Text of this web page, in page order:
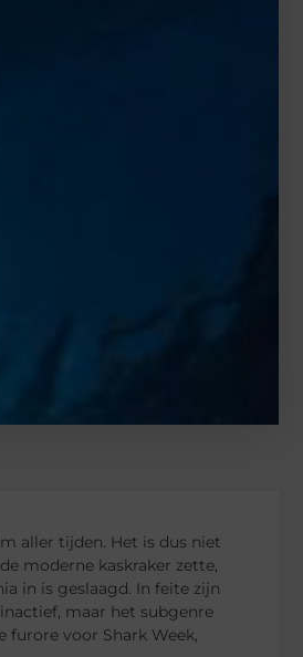
aller tijden. Het is dus niet
moderne kaskraker zette,
in is geslaagd. In feite zijn
maar het subgenre
voor Shark Week,